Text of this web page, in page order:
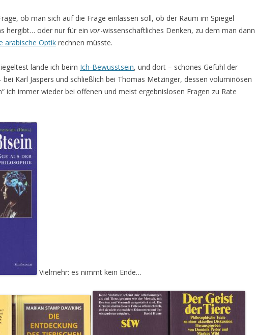
ob man sich auf die Frage einlassen soll, ob der Raum im Spiegel
hergibt… oder nur für ein vor-wissenschaftliches Denken, zu dem man dann
arabische Optik rechnen müsste.
lande ich beim Ich-Bewusstsein, und dort – schönes Gefühl der
bei Karl Jaspers und schließlich bei Thomas Metzinger, dessen voluminösen
ich immer wieder bei offenen und meist ergebnislosen Fragen zu Rate
Vielmehr: es nimmt kein Ende…